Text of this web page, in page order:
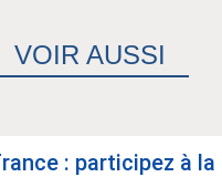
VOIR AUSSI
: par­ti­ci­pez à la